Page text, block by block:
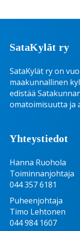
SataKylät ry
SataKylät ry on
maakunnallinen
edistää
omatoimisuutta ja
Yhteystiedot
Hanna Ruohola
Toiminnanjohtaja
044 357 6181
Puheenjohtaja
Timo Lehtonen
044 984 1607